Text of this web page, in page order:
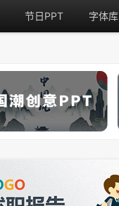
节日PPT 字体库